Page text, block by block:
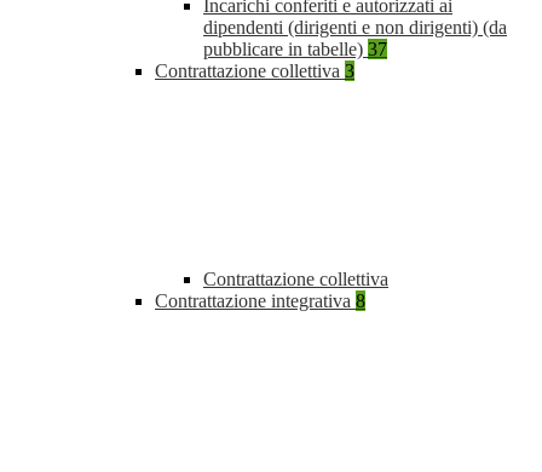
Incarichi conferiti e autorizzati ai
dipendenti (dirigenti e non dirigenti) (da
pubblicare in tabelle) 37
Contrattazione collettiva 3
Contrattazione collettiva
Contrattazione integrativa 8